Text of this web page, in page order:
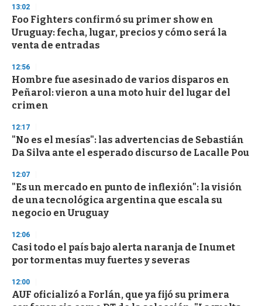
s
e
c
o
n
13:02
Foo Fighters confirmó su primer show en
Uruguay: fecha, lugar, precios y cómo será la
venta de entradas
12:56
Hombre fue asesinado de varios disparos en
Peñarol: vieron a una moto huir del lugar del
crimen
12:17
"No es el mesías": las advertencias de Sebastián
Da Silva ante el esperado discurso de Lacalle Pou
12:07
"Es un mercado en punto de inflexión": la visión
de una tecnológica argentina que escala su
negocio en Uruguay
12:06
Casi todo el país bajo alerta naranja de Inumet
por tormentas muy fuertes y severas
12:00
AUF oficializó a Forlán, que ya fijó su primera